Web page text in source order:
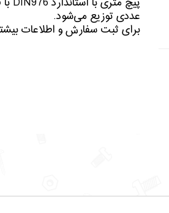
عددی توزیع می‌شود.
برای ثبت سفارش و اطلاعات